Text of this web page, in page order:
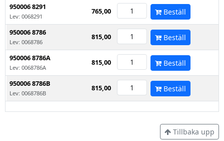
950006 8291
Lev: 0068291
765,00 Beställ
950006 8786
Lev: 0068786
815,00 Beställ
950006 8786A
Lev: 0068786A
815,00 Beställ
950006 8786B
Lev: 0068786B
815,00 Beställ
Tillbaka upp